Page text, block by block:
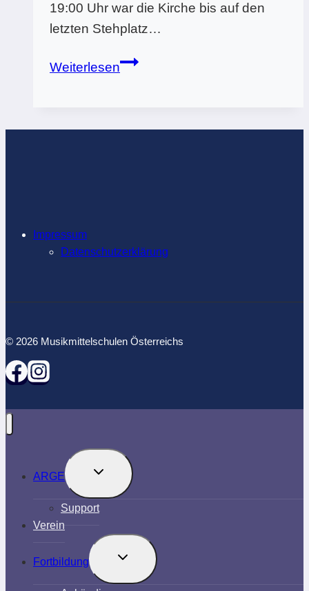
19:00 Uhr war die Kirche bis auf den
letzten Stehplatz…
Weiterlesen„Es
Impressum
Datenschutzerklärung
© 2026 Musikmittelschulen Österreichs
ARGE
Untermenü
umschalten
Support
Verein
Fortbildung
Untermenü
umschalten